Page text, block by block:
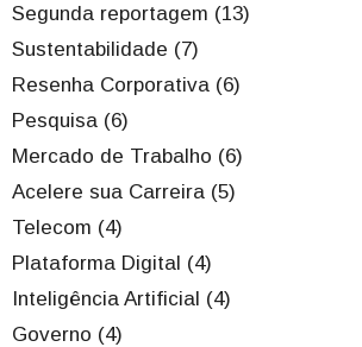
Segunda reportagem (13)
Sustentabilidade (7)
Resenha Corporativa (6)
Pesquisa (6)
Mercado de Trabalho (6)
Acelere sua Carreira (5)
Telecom (4)
Plataforma Digital (4)
Inteligência Artificial (4)
Governo (4)